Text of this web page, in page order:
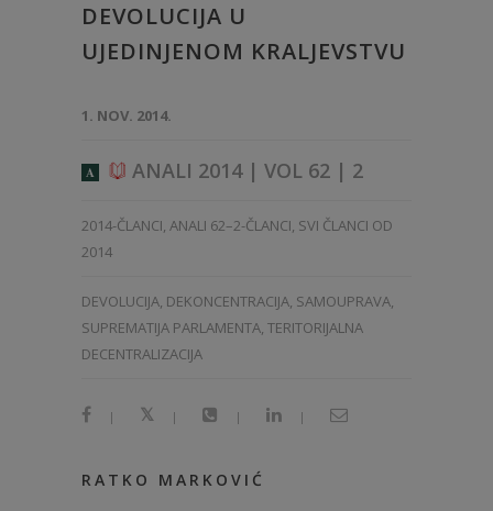
DEVOLUCIJA U
UJEDINJENOM KRALJEVSTVU
1. NOV. 2014.
A ANALI 2014 | VOL 62 | 2
2014-ČLANCI, ANALI 62–2-ČLANCI, SVI ČLANCI OD
2014
DEVOLUCIJA, DEKONCENTRACIJA, SAMOUPRAVA,
SUPREMATIJA PARLAMENTA, TERITORIJALNA
DECENTRALIZACIJA
| | | |
RATKO MARKOVIĆ